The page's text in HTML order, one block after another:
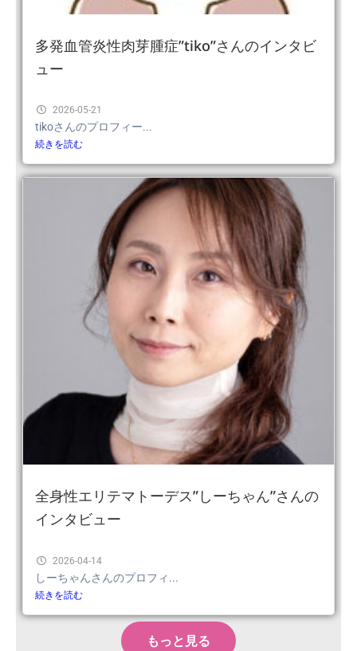
多発血管炎性肉芽腫症”tiko”さんのインタビ
ュー
2026-05-21
tikoさんのプロフィー...
続きを読む
全身性エリテマトーデス”しーちゃん”さんの
インタビュー
2026-04-14
しーちゃんさんのプロフィ...
続きを読む
もっと見る